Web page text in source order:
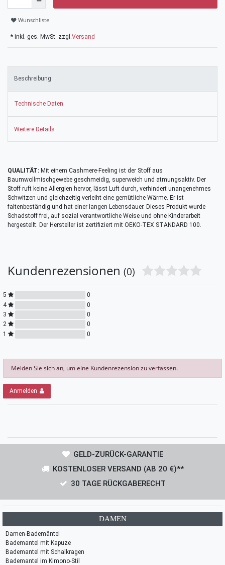
Wunschliste
* inkl. ges. MwSt. zzgl. Versand
Beschreibung
Technische Daten
Weitere Details
QUALITÄT: Mit einem Cashmere-Feeling ist der Stoff aus
Baumwollmischgewebe geschmeidig, superweich und atmungsaktiv. Der
Stoff ruft keine Allergien hervor, lässt Luft durch, verhindert unangenehmes
Schwitzen und gleichzeitig verleiht eine gemütliche Wärme. Er ist
faltenbeständig und hat einer langen Lebensdauer. Dieses Produkt wurde
Schadstoff frei, auf sozial verantwortliche Weise und ohne Kinderarbeit
hergestellt. Der Hersteller ist zertifiziert mit OEKO-TEX STANDARD 100.
Kundenrezensionen (0)
5
0
4
0
3
0
2
0
1
0
Melden Sie sich an, um eine Kundenrezension zu verfassen.
Anmelden
GELD-ZURÜCK-GARANTIE
KOSTENLOSER VERSAND (AB 20 €)**
30 TAGE RÜCKGABERECHT
DAMEN
Damen-Bademäntel
Bademantel mit Kapuze
Bademantel mit Schalkragen
Bademantel im Kimono-Stil